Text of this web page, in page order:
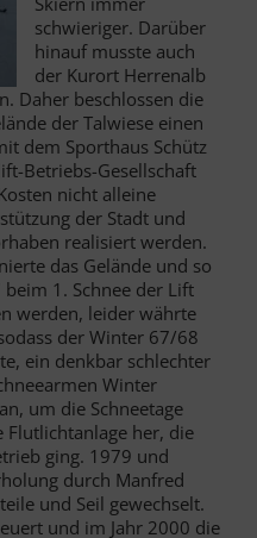
schwieriger. Darüber
hinauf musste auch
der Kurort Herrenalb
Daher beschlossen die
der Talwiese einen
dem Sporthaus Schütz
Betriebs-Gesellschaft
nicht alleine
der Stadt und
realisiert werden.
das Gelände und so
1. Schnee der Lift
werden, leider währte
der Winter 67/68
ein denkbar schlechter
Winter
um die Schneetage
Flutlichtanlage her, die
ging. 1979 und
durch Manfred
und Seil gewechselt.
und im Jahr 2000 die